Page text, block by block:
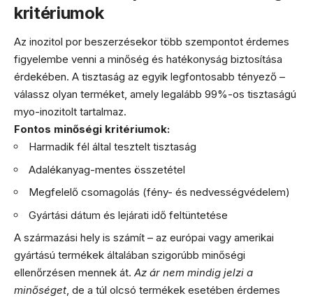
kritériumok
Az inozitol por beszerzésekor több szempontot érdemes
figyelembe venni a minőség és hatékonyság biztosítása
érdekében. A tisztaság az egyik legfontosabb tényező –
válassz olyan terméket, amely legalább 99%-os tisztaságú
myo-inozitolt tartalmaz.
Fontos minőségi kritériumok:
Harmadik fél által tesztelt tisztaság
Adalékanyag-mentes összetétel
Megfelelő csomagolás (fény- és nedvességvédelem)
Gyártási dátum és lejárati idő feltüntetése
A származási hely is számít – az európai vagy amerikai
gyártású termékek általában szigorúbb minőségi
ellenőrzésen mennek át. Az ár nem mindig jelzi a
minőséget, de a túl olcsó termékek esetében érdemes